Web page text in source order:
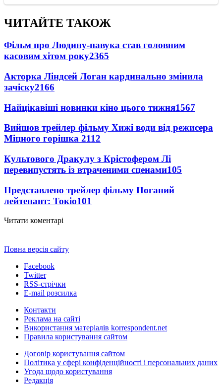
ЧИТАЙТЕ ТАКОЖ
Фільм про Людину-павука став головним
касовим хітом року2365
Акторка Ліндсей Логан кардинально змінила
зачіску2166
Найцікавіші новинки кіно цього тижня1567
Вийшов трейлер фільму Хижі води від режисера
Міцного горішка 2112
Культового Дракулу з Крістофером Лі
перевипустять із втраченими сценами105
Представлено трейлер фільму Поганий
лейтенант: Токіо101
Читати коментарі
Повна версія сайту
Facebook
Twitter
RSS-стрічки
E-mail розсилка
Контакти
Реклама на сайті
Використання матеріалів korrespondent.net
Правила користування сайтом
Договір користування сайтом
Політика у сфері конфіденційності і персональних даних
Угода щодо користування
Редакція